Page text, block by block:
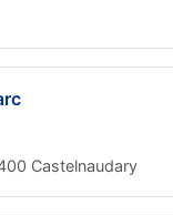
Castelnaudary